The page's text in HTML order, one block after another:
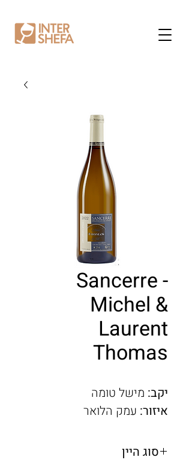
Sancerre -
Michel &
Laurent
Thomas
יקב: מישל טומה
איזור: עמק הלואר
סוג היין